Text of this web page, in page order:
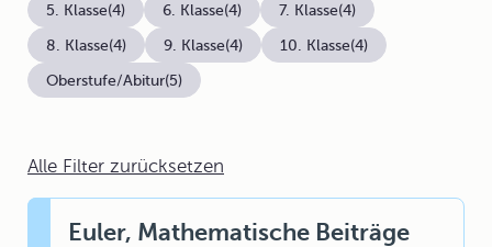
Alle Filter zurücksetzen
Euler, Mathematische Beiträge
5. Klasse(4) 6. Klasse(4) 7. Klasse(4)
8. Klasse(4) 9. Klasse(4) 10. Klasse(4)
Oberstufe/Abitur(5)